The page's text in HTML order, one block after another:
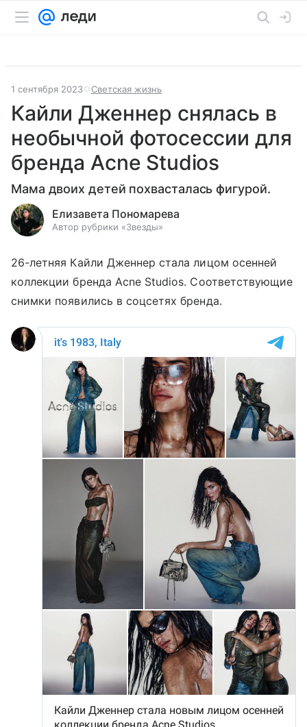
1 сентября 2023 Светская жизнь
Кайли Дженнер снялась в
необычной фотосессии для
бренда Acne Studios
Мама двоих детей похвасталась фигурой.
Елизавета Пономарева
Автор рубрики «Звезды»
26-летняя Кайли Дженнер стала лицом осенней
коллекции бренда Acne Studios. Соответствующие
снимки появились в соцсетях бренда.